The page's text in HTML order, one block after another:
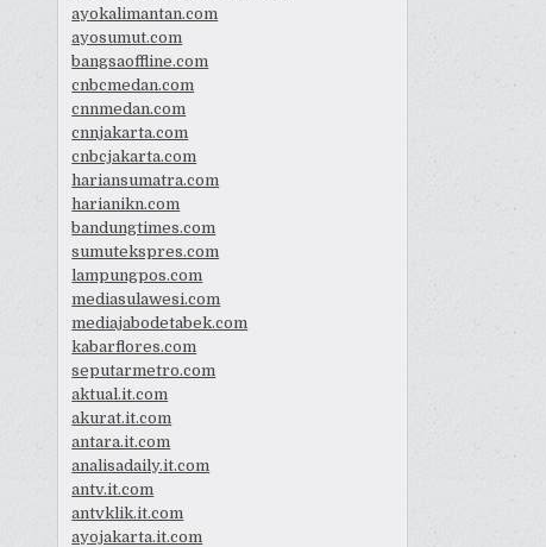
ayokalimantan.com
ayosumut.com
bangsaoffline.com
cnbcmedan.com
cnnmedan.com
cnnjakarta.com
cnbcjakarta.com
hariansumatra.com
harianikn.com
bandungtimes.com
sumutekspres.com
lampungpos.com
mediasulawesi.com
mediajabodetabek.com
kabarflores.com
seputarmetro.com
aktual.it.com
akurat.it.com
antara.it.com
analisadaily.it.com
antv.it.com
antvklik.it.com
ayojakarta.it.com